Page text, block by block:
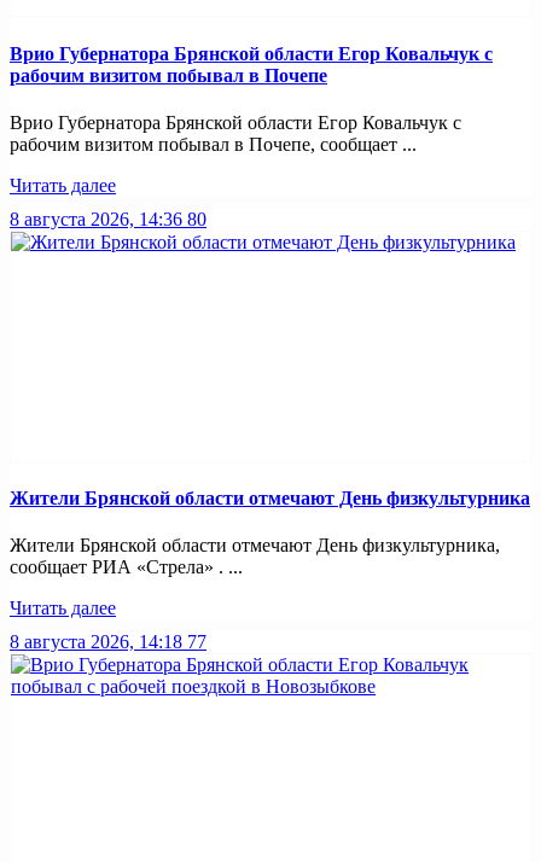
Врио Губернатора Брянской области Егор Ковальчук с
рабочим визитом побывал в Почепе
Врио Губернатора Брянской области Егор Ковальчук с
рабочим визитом побывал в Почепе, сообщает ...
Читать далее
8 августа 2026, 14:36 80
Жители Брянской области отмечают День физкультурника
Жители Брянской области отмечают День физкультурника,
сообщает РИА «Стрела» . ...
Читать далее
8 августа 2026, 14:18 77